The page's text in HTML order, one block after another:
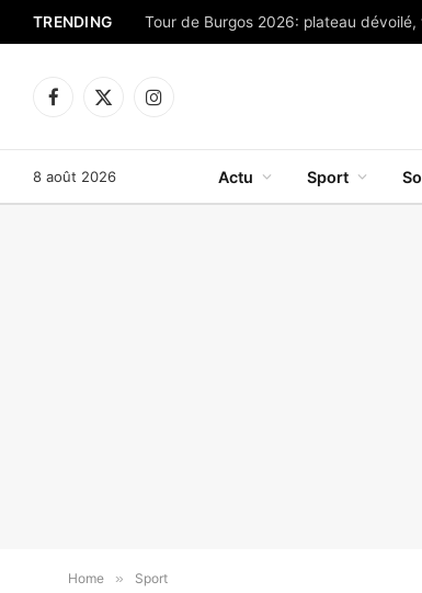
TRENDING Tour de Burgos 2026: plateau
Facebook
X
Instagram
8 août 2026 Actu Sport
Home » Sport